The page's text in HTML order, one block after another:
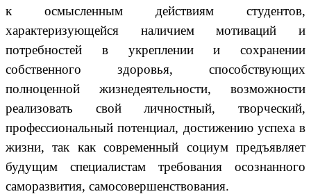
к осмысленным действиям студентов,
характеризующейся наличием мотиваций и
потребностей в укреплении и сохранении
собственного здоровья, способствующих
полноценной жизнедеятельности, возможности
реализовать свой личностный, творческий,
профессиональный потенциал, достижению успеха в
жизни, так как современный социум предъявляет
будущим специалистам требования осознанного
саморазвития, самосовершенствования.